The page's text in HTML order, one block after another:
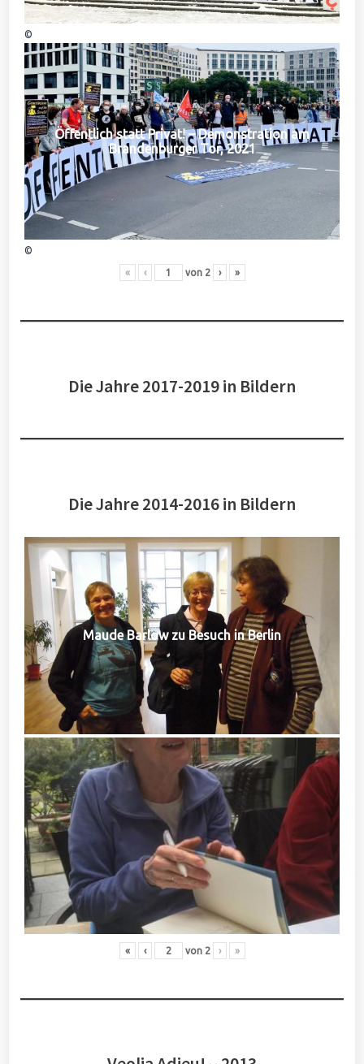
©
Öffentlich statt Privat! – Demonstration am
Brandenburger Tor, 2021
©
« ‹ von 2 › »
Die Jahre 2017-2019 in Bildern
Die Jahre 2014-2016 in Bildern
Maude Barlow zu Besuch in Berlin
« ‹ von 2 › »